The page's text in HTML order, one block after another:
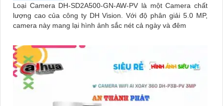
Loại Camera DH-SD2A500-GN-AW-PV là một Camera chất
lượng cao của công ty DH Vision. Với độ phân giải 5.0 MP,
camera này mang lại hình ảnh sắc nét cả ngày và đêm